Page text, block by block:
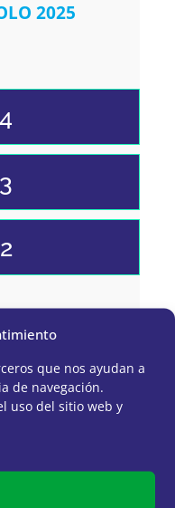
que nos ayudan a
de navegación.
uso del sitio web y
2025